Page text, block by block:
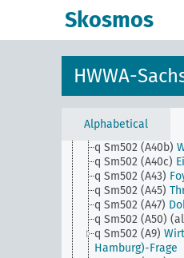
Skosmos
HWWA-
Alphabetical
q Sm501 (E70)
q Sm502 (A1) (alt)
q Sm502 (A22)
q Sm502 (A30)
q Sm502 (A40b)
q Sm502 (A40c)
q Sm502 (A43)
q Sm502 (A45)
q Sm502 (A47)
q Sm502 (A50)
q Sm502 (A9)
Hamburg)-Frage